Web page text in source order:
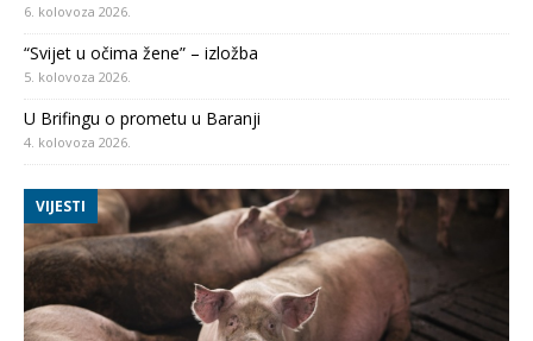
6. kolovoza 2026.
“Svijet u očima žene” – izložba
5. kolovoza 2026.
U Brifingu o prometu u Baranji
4. kolovoza 2026.
VIJESTI